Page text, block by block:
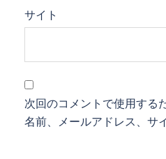
サイト
次回のコメントで使用する
名前、メールアドレス、サ